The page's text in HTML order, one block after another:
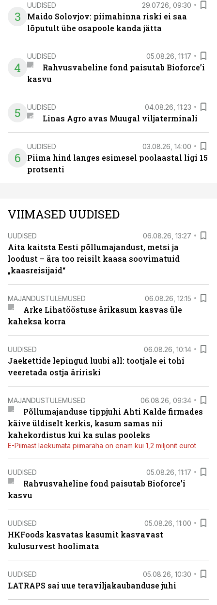
3
UUDISED 29.07.26, 09:30
Maido Solovjov: piimahinna riski ei saa
lõputult ühe osapoole kanda jätta
4
UUDISED 05.08.26, 11:17
Rahvusvaheline fond paisutab Bioforce’i
kasvu
5 UUDISED 04.08.26, 11:23
Linas Agro avas Muugal viljaterminali
6
UUDISED 03.08.26, 14:00
Piima hind langes esimesel poolaastal ligi 15
protsenti
VIIMASED UUDISED
UUDISED 06.08.26, 13:27
Aita kaitsta Eesti põllumajandust, metsi ja
loodust – ära too reisilt kaasa soovimatuid
„kaasreisijaid“
MAJANDUSTULEMUSED 06.08.26, 12:15
Arke Lihatööstuse ärikasum kasvas üle
kaheksa korra
UUDISED 06.08.26, 10:14
Jaekettide lepingud luubi all: tootjale ei tohi
veeretada ostja äririski
MAJANDUSTULEMUSED 06.08.26, 09:34
Põllumajanduse tippjuhi Ahti Kalde firmades
käive üldiselt kerkis, kasum samas nii
kahekordistus kui ka sulas pooleks
E-Piimast laekumata piimaraha on enam kui 1,2 miljonit eurot
UUDISED 05.08.26, 11:17
Rahvusvaheline fond paisutab Bioforce’i
kasvu
UUDISED 05.08.26, 11:00
HKFoods kasvatas kasumit kasvavast
kulusurvest hoolimata
UUDISED 05.08.26, 10:30
LATRAPS sai uue teraviljakaubanduse juhi